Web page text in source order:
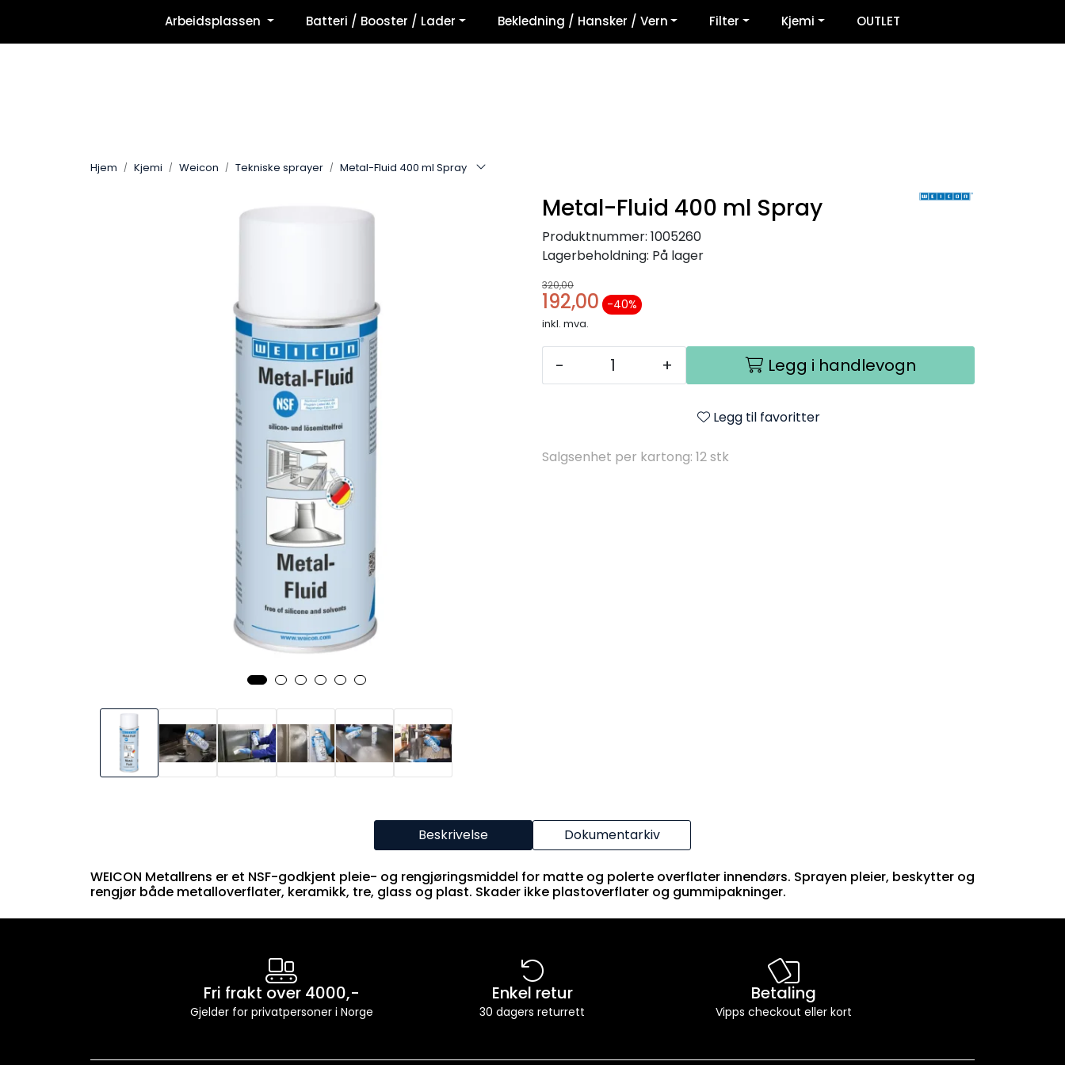
Infosenter Favoritter
Arbeidsplassen Batteri / Booster / Lader Bekledning / Hansker / Vern Filter Kjemi OUTLET
Hjem Kjemi Weicon Tekniske sprayer Metal-Fluid 400 ml Spray
Metal-Fluid 400 ml Spray
Produktnummer: 1005260
Lagerbeholdning: På lager
320,00
192,00 -40 %
inkl. mva.
- + Legg i handlevogn
Legg til favoritter
Salgsenhet per kartong: 12 stk
Beskrivelse Dokumentarkiv
WEICON Metallrens er et NSF-godkjent pleie- og rengjøringsmiddel for matte og polerte overflater innendørs. Sprayen pleier, beskytter og
rengjør både metalloverflater, keramikk, tre, glass og plast. Skader ikke plastoverflater og gummipakninger.
Fri frakt over 4000,-
Gjelder for privatpersoner i Norge
Enkel retur
30 dagers returrett
Betaling
Vipps checkout eller kort